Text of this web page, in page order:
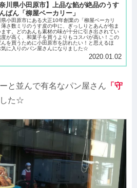
奈川県小田原市】上品な餡が絶品のうす
ぱん「柳屋ベーカリー」
小田原市にある大正10年創業の「柳屋ベーカリ
薄さ数ミリのうす皮の中に、ぎっしりとあんが包ま
ます。どのあんも素材の味が十分に引き出されてい
度が高く、和菓子を買うよりもコスパが高い！この
を買うために小田原市を訪れたい！と思えるほ
気に入りのパン屋さんになりました☆
2020.01.02
と並んで有名なパン屋さん 「守
した☆